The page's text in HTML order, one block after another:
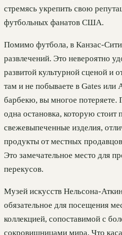
стремясь укрепить свою
футбольных фанатов США.
Помимо футбола, в Канзас-
развлечений. Это невероятно
развитой культурной сценой и
там и не побываете в Gates или
барбекю, вы многое
одна остановка, которую стоит
свежевыпеченные изделия,
продукты от местных
Это замечательное место для
перекусов.
Музей искусств Нельсона-
обязательное для посещения
коллекцией, сопоставимой с
сокровищницами мира. Что